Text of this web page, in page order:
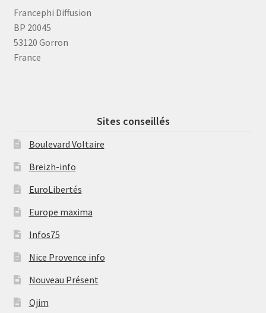
Francephi Diffusion
BP 20045
53120 Gorron
France
Sites conseillés
Boulevard Voltaire
Breizh-info
EuroLibertés
Europe maxima
Infos75
Nice Provence info
Nouveau Présent
Ojim